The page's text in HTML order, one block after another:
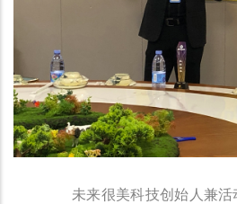
未来很美科技创始人兼活